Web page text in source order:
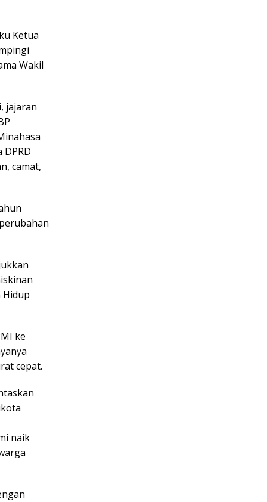
Ketua
Wakil
jajaran
camat,
Hidup
ke
cepat.
naik